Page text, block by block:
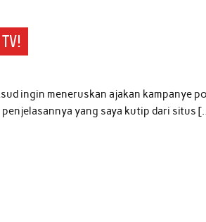
ingin meneruskan ajakan kampanye
yang saya kutip dari situs